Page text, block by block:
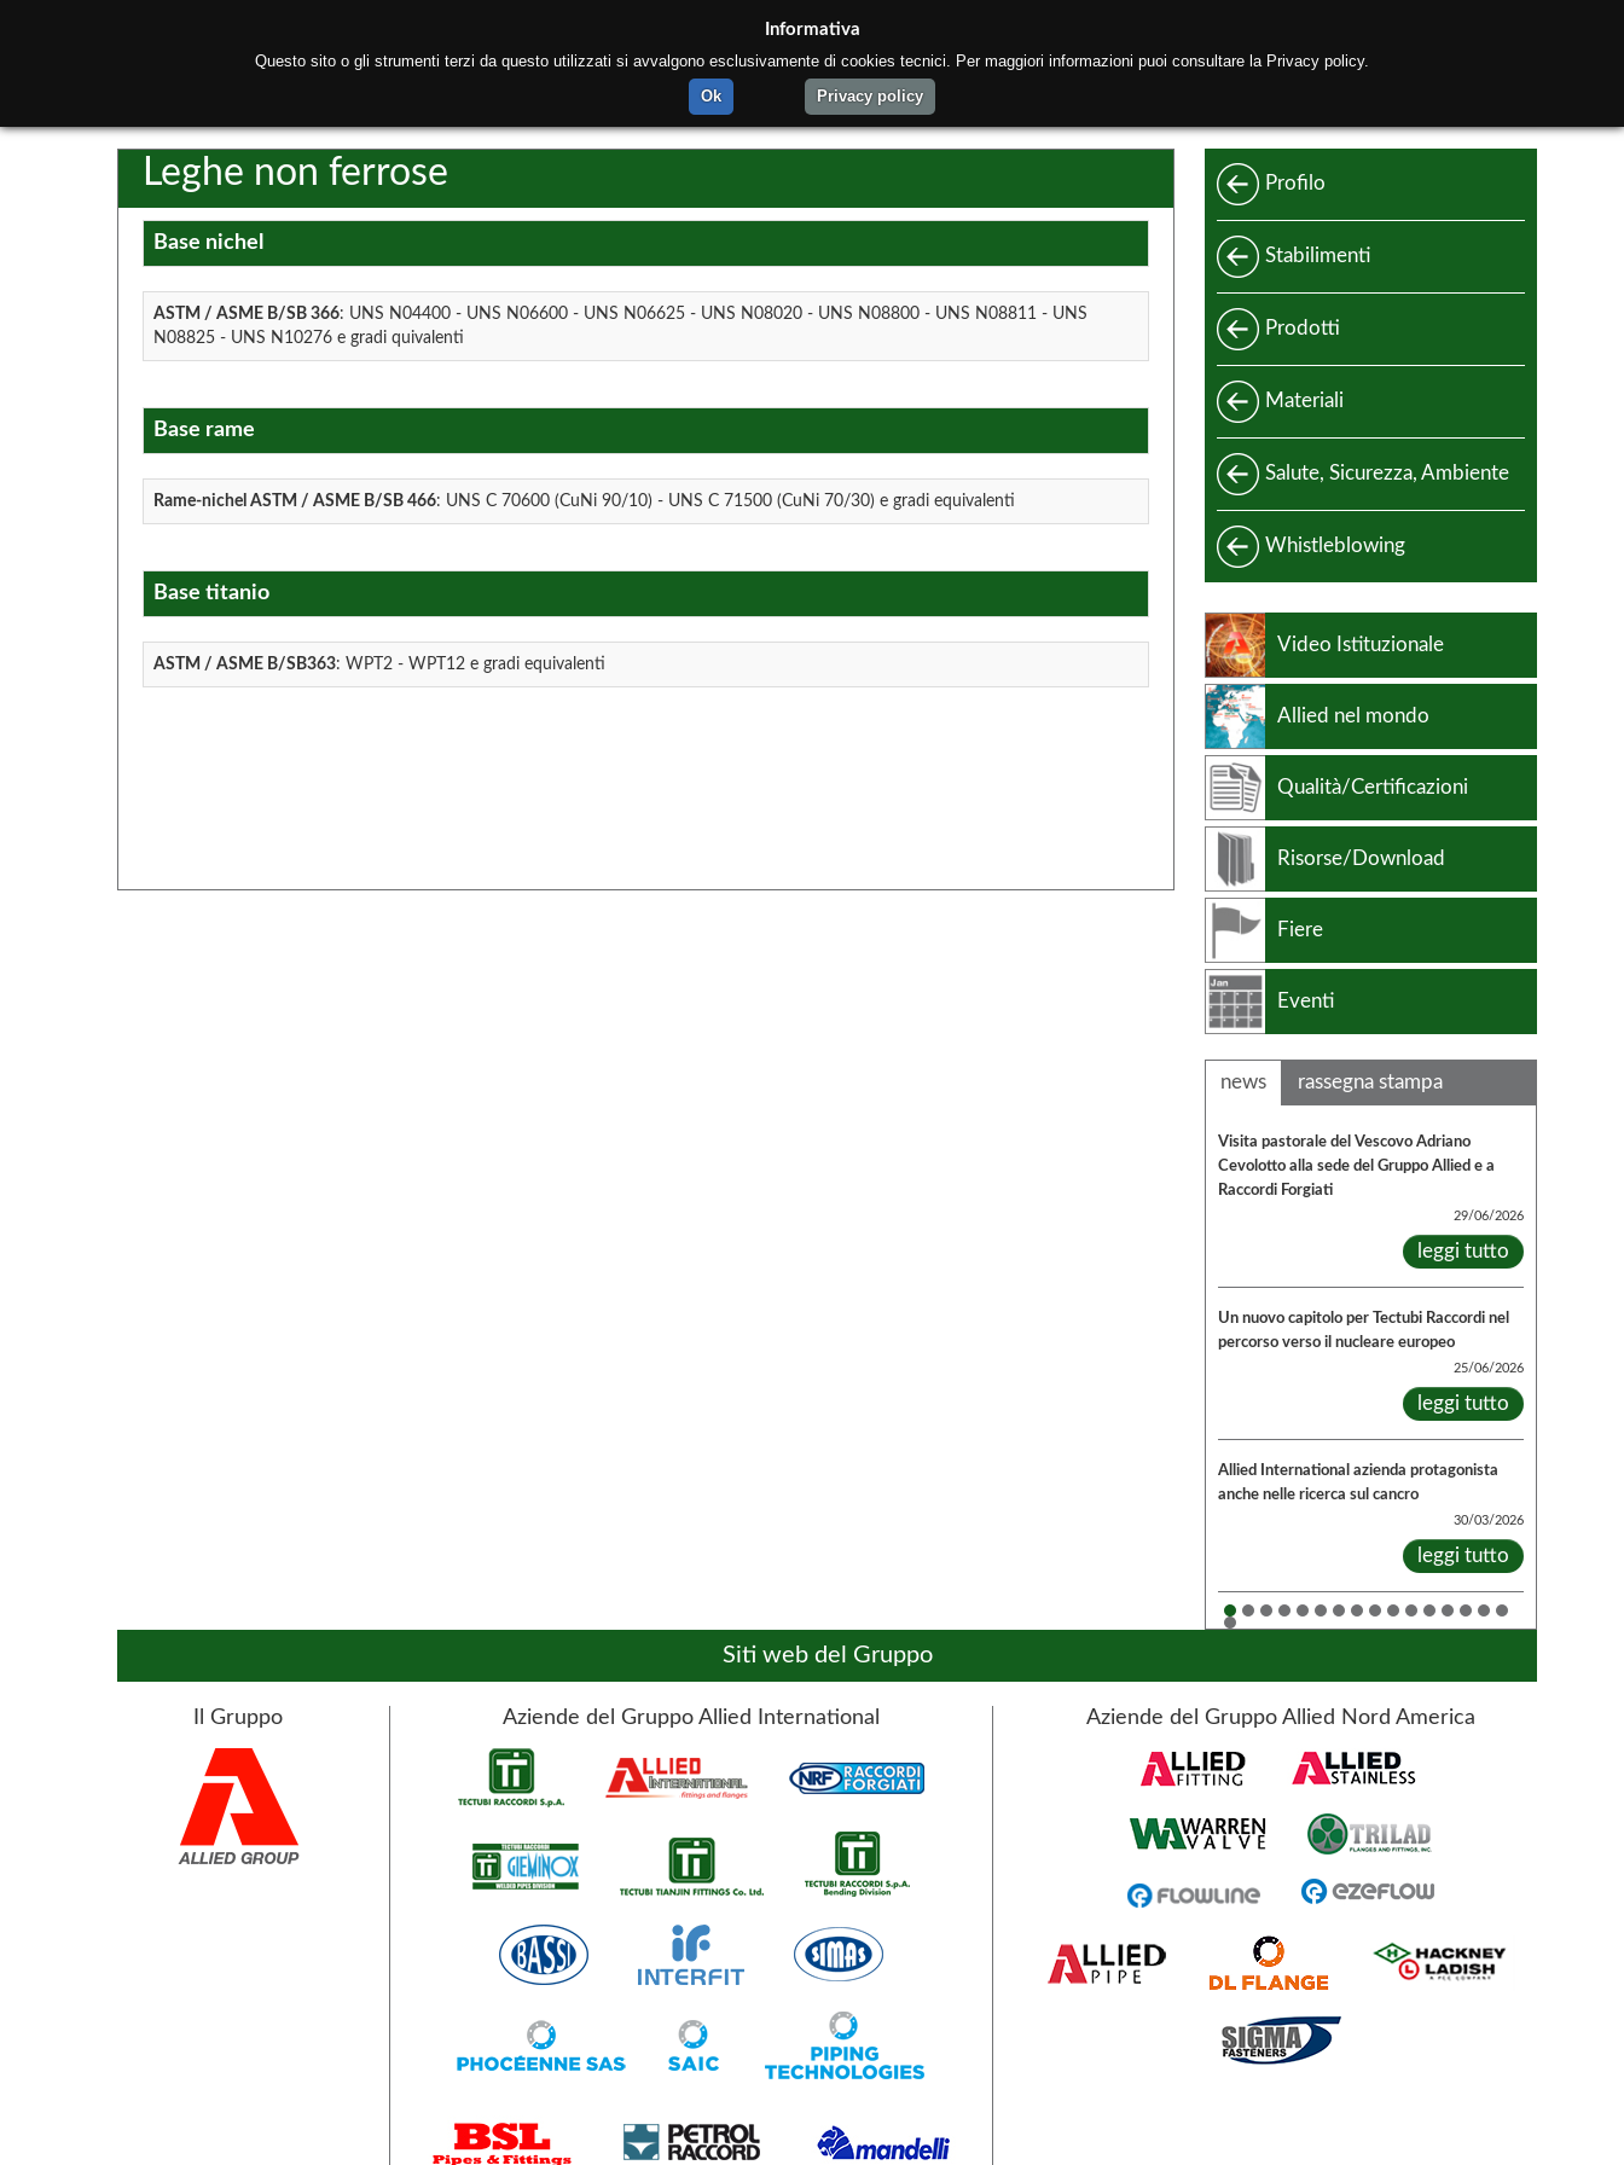
Chi siamo Processo produttivo
Leghe non ferrose
Base nichel
ASTM / ASME B/SB 366: UNS N04400 - UNS N06600 - UNS N06625 - UNS N08020 - UNS N08800 - UNS N08811 - UNS
N08825 - UNS N10276 e gradi quivalenti
Base rame
Rame-nichel ASTM / ASME B/SB 466: UNS C 70600 (CuNi 90/10) - UNS C 71500 (CuNi 70/30) e gradi equivalenti
Base titanio
ASTM / ASME B/SB363: WPT2 - WPT12 e gradi equivalenti
Profilo
Stabilimenti
Prodotti
Standard
Speciali
Standard di produzione
Codici di progettazione
Materiali
Acciaio e leghe di acciaio
Acciaio inox
Leghe non ferrose
Salute, Sicurezza, Ambiente
Whistleblowing
Video Istituzionale
Allied nel mondo
Qualità/Certificazioni
Risorse/Download
Fiere
Eventi
news rassegna stampa
Visita pastorale del Vescovo Adriano
Cevolotto alla sede del Gruppo Allied e a
Raccordi Forgiati
29/06/2026
leggi tutto
Un nuovo capitolo per Tectubi Raccordi nel
percorso verso il nucleare europeo
25/06/2026
leggi tutto
Allied International azienda protagonista
anche nelle ricerca sul cancro
30/03/2026
leggi tutto
Siti web del Gruppo
Il Gruppo Aziende del Gruppo Allied International Aziende del Gruppo Allied Nord America
Informativa
Questo sito o gli strumenti terzi da questo utilizzati si avvalgono esclusivamente di cookies tecnici. Per maggiori informazioni puoi consultare la Privacy policy.
Ok
Privacy policy